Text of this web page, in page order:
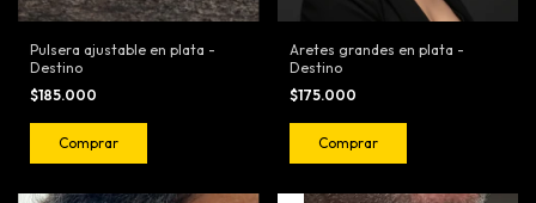
Pulsera ajustable en plata -
Destino
$185.000
Comprar
Aretes grandes en plata -
Destino
$175.000
Comprar